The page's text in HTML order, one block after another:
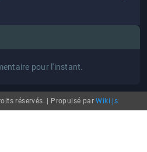
pour l'instant.
réservés. | Propulsé parWiki.js